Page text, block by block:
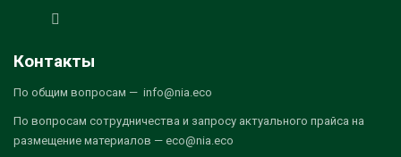
Контакты
По общим вопросам — info@nia.eco
По вопросам сотрудничества и запросу актуального прайса на
размещение материалов — eco@nia.eco